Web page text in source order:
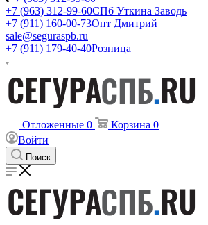
+7 (963) 312-99-60СПб Уткина Заводь
+7 (911) 160-00-73Опт Дмитрий
sale@seguraspb.ru
+7 (911) 179-40-40Розница
Отложенные 0 Корзина 0
Войти
Поиск